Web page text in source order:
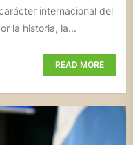
internacional del
la historia, la...
READ MORE